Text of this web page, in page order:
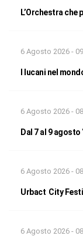
L’Orchestra che
6 Agosto 2026 -
I lucani nel
6 Agosto 2026 -
Dal 7 al 9
6 Agosto 2026 -
Urbact City
6 Agosto 2026 -